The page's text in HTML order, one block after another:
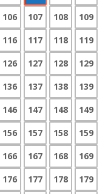
106 107 108
109
116 117 118
119
126 127 128
129
136 137 138
139
146 147 148
149
156 157 158
159
166 167 168
169
176 177 178
179